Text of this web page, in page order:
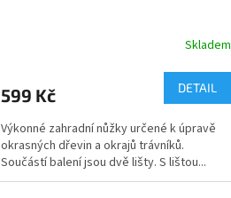
Skladem
599 Kč DETAIL
Výkonné zahradní nůžky určené k úpravě
okrasných dřevin a okrajů trávníků.
Součástí balení jsou dvě lišty. S lištou...